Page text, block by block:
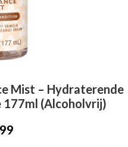
Mist – Hydraterende
177ml (Alcoholvrij)